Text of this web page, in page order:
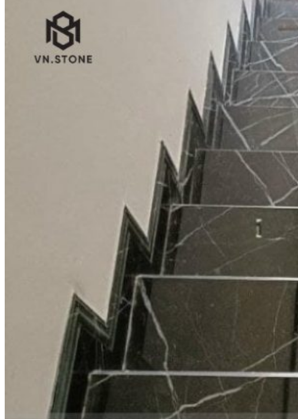
Đá Granite
Đá Granite Màu Vàng
Đá Marble Màu Kem
Đá Marble Màu Nâu
Đá Marble Màu Đen
Đá Marble Màu Đỏ
Đá Marble Màu Vàng
Đá Marble Màu Trắng
Đá Marble Màu Xanh
Đá Ốp
Đá Ốp Bàn Bếp Nhân Tạo​
Đá Ốp Mộ